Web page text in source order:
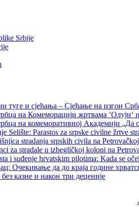
Srbije
туге и сјећања – Сјећање на изгон
на Комеморацији жртвама ’Олуји‘
на комеморативној Академији „Да
Selište: Parastos za srpske civilne žrtve
stradanja srpskih civila na
za stradale u izbegličkoj koloni na
i suđenje hrvatskim pilotima: Kada se
Очекивање да до краја године
казне и након три деценије